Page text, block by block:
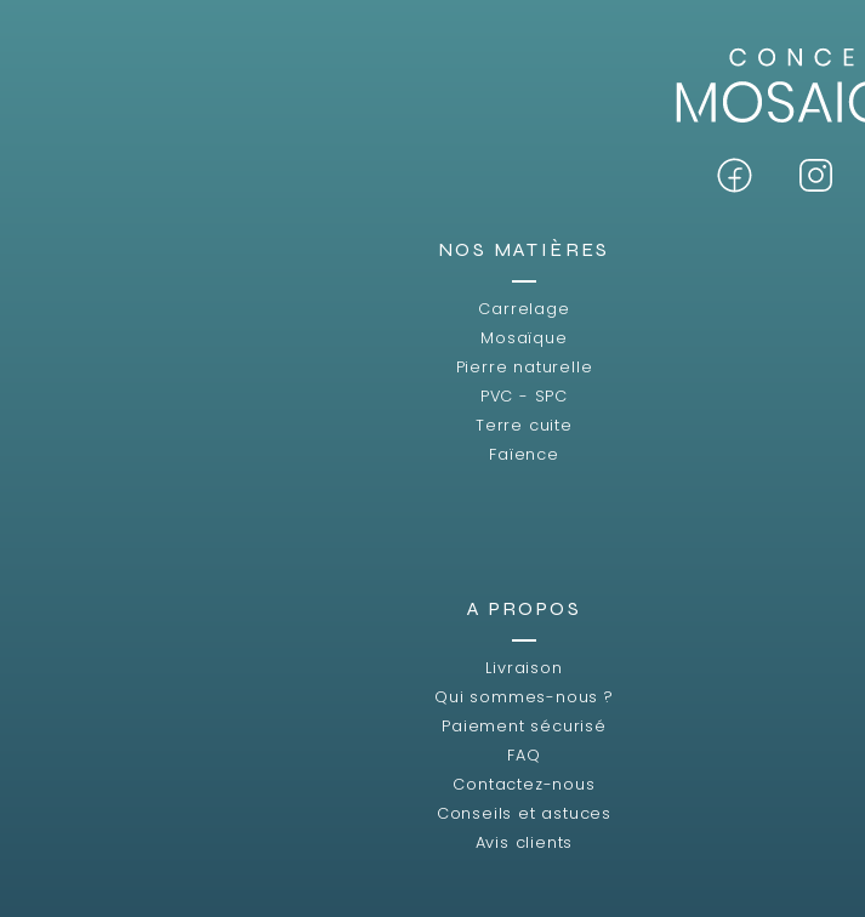
NOS MATIÈRES
Carrelage
Mosaïque
Pierre naturelle
PVC - SPC
Terre cuite
Faïence
A PROPOS
Livraison
Qui sommes-nous ?
Paiement sécurisé
FAQ
Contactez-nous
Conseils et astuces
Avis clients